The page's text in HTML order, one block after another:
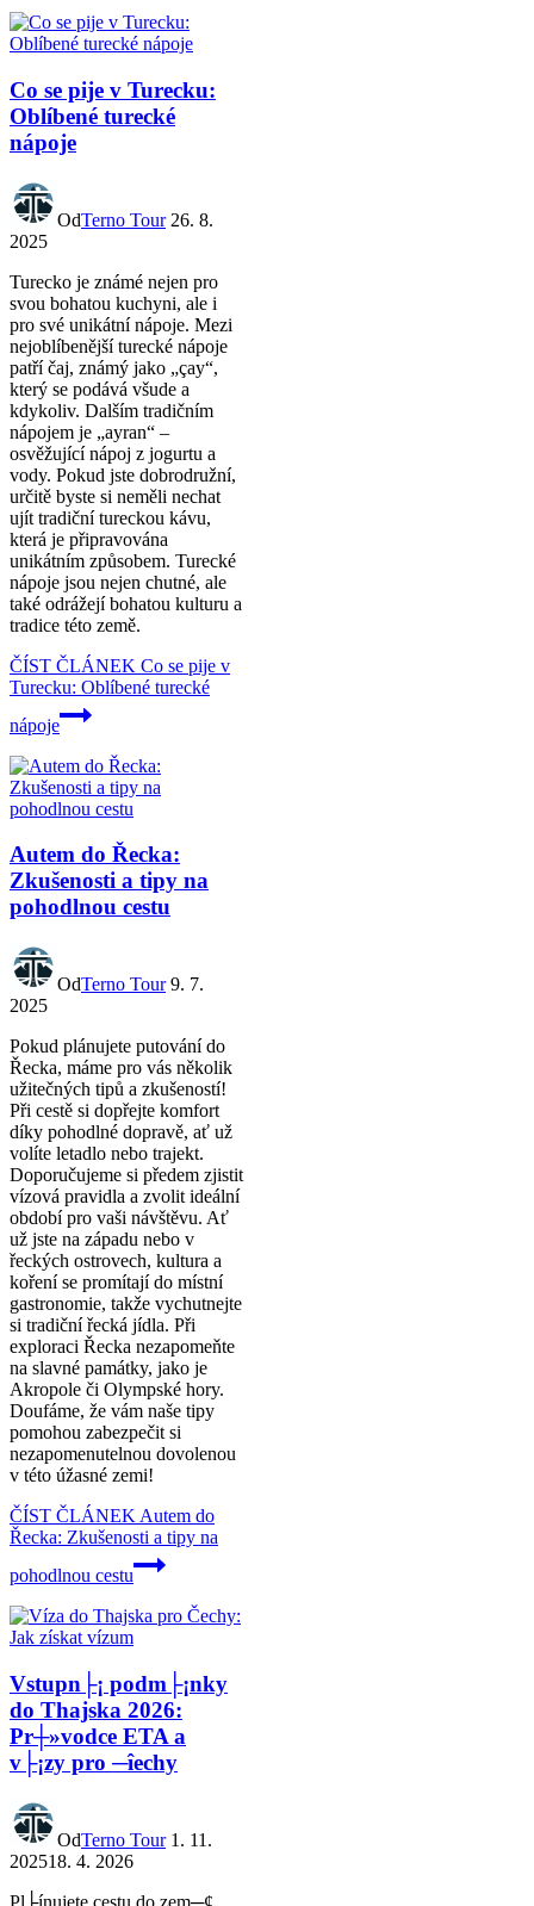
Co se pije v Turecku:
Oblíbené turecké
nápoje
OdTerno Tour 26. 8.
2025
Turecko je známé nejen pro
svou bohatou kuchyni, ale i
pro své unikátní nápoje. Mezi
nejoblíbenější turecké nápoje
patří čaj, známý jako „çay“,
který se podává všude a
kdykoliv. Dalším tradičním
nápojem je „ayran“ –
osvěžující nápoj z jogurtu a
vody. Pokud jste dobrodružní,
určitě byste si neměli nechat
ujít tradiční tureckou kávu,
která je připravována
unikátním způsobem. Turecké
nápoje jsou nejen chutné, ale
také odrážejí bohatou kulturu a
tradice této země.
ČÍST ČLÁNEK Co se pije v
Turecku: Oblíbené turecké
nápoje
Autem do Řecka:
Zkušenosti a tipy na
pohodlnou cestu
OdTerno Tour 9. 7.
2025
Pokud plánujete putování do
Řecka, máme pro vás několik
užitečných tipů a zkušeností!
Při cestě si dopřejte komfort
díky pohodlné dopravě, ať už
volíte letadlo nebo trajekt.
Doporučujeme si předem zjistit
vízová pravidla a zvolit ideální
období pro vaši návštěvu. Ať
už jste na západu nebo v
řeckých ostrovech, kultura a
koření se promítají do místní
gastronomie, takže vychutnejte
si tradiční řecká jídla. Při
exploraci Řecka nezapomeňte
na slavné památky, jako je
Akropole či Olympské hory.
Doufáme, že vám naše tipy
pomohou zabezpečit si
nezapomenutelnou dovolenou
v této úžasné zemi!
ČÍST ČLÁNEK Autem do
Řecka: Zkušenosti a tipy na
pohodlnou cestu
Vstupn├¡ podm├¡nky
do Thajska 2026:
Pr┼»vodce ETA a
v├¡zy pro ─îechy
OdTerno Tour 1. 11.
202518. 4. 2026
Pl├ínujete cestu do zem─¢